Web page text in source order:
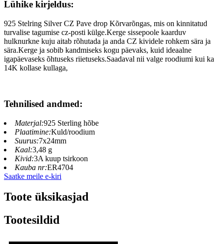
Lühike kirjeldus:
925 Stelring Silver CZ Pave drop Kõrvarõngas, mis on kinnitatud
turvalise tagumise cz-posti külge.Kerge sissepoole kaarduv
hulknurkne kuju aitab rõhutada ja anda CZ kividele rohkem sära ja
sära.Kerge ja sobib kandmiseks kogu päevaks, kuid ideaalne
igapäevaseks õhtuseks riietuseks.Saadaval nii valge roodiumi kui ka
14K kollase kullaga,
Tehnilised andmed:
Materjal:925 Sterling hõbe
Plaatimine:Kuld/roodium
Suurus:7x24mm
Kaal:3,48 g
Kivid:3A kuup tsirkoon
Kauba nr:ER4704
Saatke meile e-kiri
Toote üksikasjad
Tootesildid